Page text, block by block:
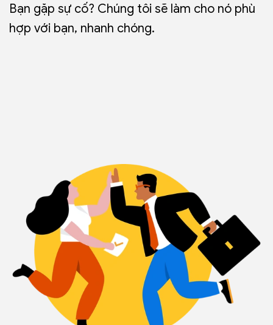
Bạn gặp sự cố? Chúng tôi sẽ làm cho nó phù
hợp với bạn, nhanh chóng.